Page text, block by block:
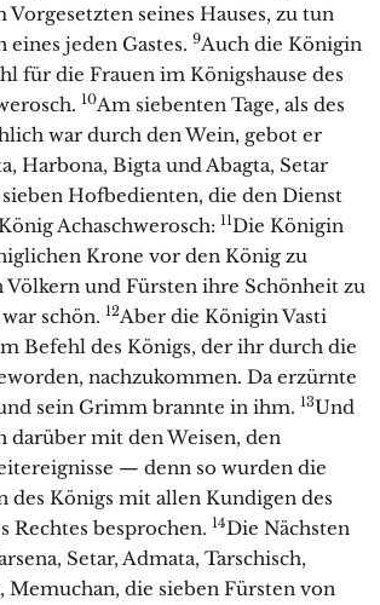
seines Hauses, zu tun
jeden Gastes. 9Auch die Königin
für die Frauen im Königshause des
10Am siebenten Tage, als des
war durch den Wein, gebot er
Harbona, Bigta und Abagta, Setar
Hofbedienten, die den Dienst
Achaschwerosch: 11Die Königin
Krone vor den König zu
Völkern und Fürsten ihre Schönheit zu
schön. 12Aber die Königin Vasti
Befehl des Königs, der ihr durch die
nachzukommen. Da erzürnte
sein Grimm brannte in ihm. 13Und
darüber mit den Weisen, den
— denn so wurden die
des Königs mit allen Kundigen des
Rechtes besprochen. 14Die Nächsten
Setar, Admata, Tarschisch,
Memuchan, die sieben Fürsten von